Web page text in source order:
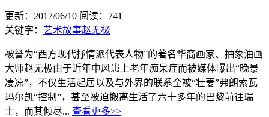
更新：2017/06/10 阅读：741
关键字： 艺术故事赵无极
被誉为“西方现代抒情派代表人物”的著名华裔画家、抽象油画
大师赵无极由于近年中风患上老年痴呆症而被媒体曝出“晚景
凄凉”，不仅生活起居以及与外界的联系全被“壮妻”弗朗索瓦
玛尔凯“控制”，甚至被迫搬离生活了六十多年的巴黎前往瑞
士，而其倾尽... 查看更多>>